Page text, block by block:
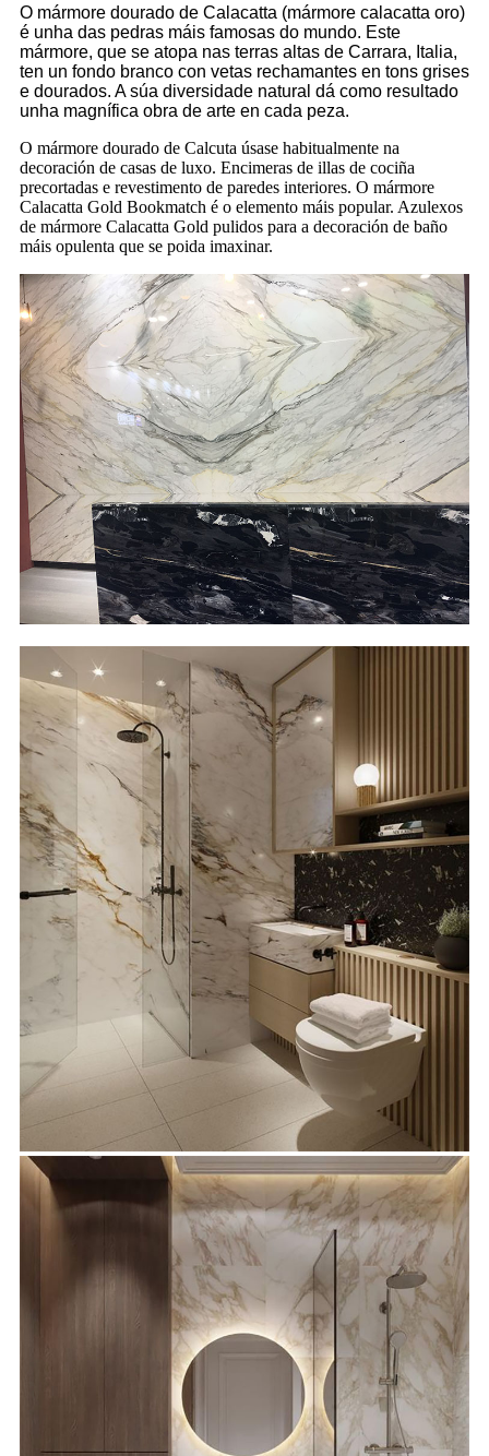
O mármore dourado de Calacatta (mármore calacatta oro)
é unha das pedras máis famosas do mundo. Este
mármore, que se atopa nas terras altas de Carrara, Italia,
ten un fondo branco con vetas rechamantes en tons grises
e dourados. A súa diversidade natural dá como resultado
unha magnífica obra de arte en cada peza.
O mármore dourado de Calcuta úsase habitualmente na
decoración de casas de luxo. Encimeras de illas de cociña
precortadas e revestimento de paredes interiores. O mármore
Calacatta Gold Bookmatch é o elemento máis popular. Azulexos
de mármore Calacatta Gold pulidos para a decoración de baño
máis opulenta que se poida imaxinar.